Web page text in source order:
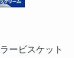
ービスケット